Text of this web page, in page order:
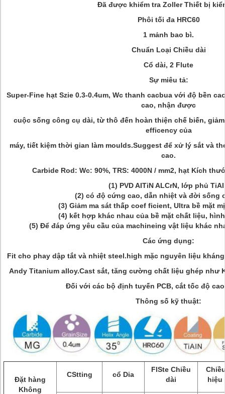
Đã được khiểm tra Zoller Thiết bị
Phôi tối đa HRC60
1 mảnh bao bì.
Chuẩn Loại Chiều dài
Cổ dài, 2 Flute
Sự miêu tả:
Super-Fine hạt Szie 0.3-0.4um, Wc thanh cacbua với độ bền
cao, nhận được
cuộc sống công cụ dài, từ thô đến hoàn thiện chế biến,
efficency của
máy, tiết kiệm thời gian làm moulds.Suggest để xử lý sắt và
cao.
Carbide Rod: Wc: 90%, TRS: 4000N / mm2, hạt Kích
(1) PVD AITiN ALCrN, lớp phủ
(2) có độ cứng cao, dẫn nhiệt và đời sống
(3) Giảm ma sát thấp coef ficient, Ultra bề mặt
(4) kết hợp khác nhau của bề mặt chất liệu,
(5) Để đáp ứng yêu cầu của machineing vật liệu khác
Các ứng dụng:
Fit cho phay dập tắt và nhiệt steel.high mặc nguyên liệu
Andy Titanium alloy.Cast sắt, tăng cường chất liệu ghép như
Đối với các bộ định tuyến PCB, cắt tốc độ
Thông số kỹ thuật:
Đặt hàng
Không
CStting cổ Dia
FlSte Chiều
dài
hiệu